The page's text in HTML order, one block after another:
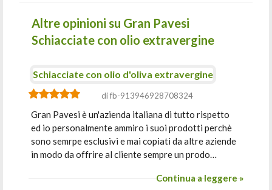
Altre opinioni su Gran Pavesi
Schiacciate con olio extravergine
Schiacciate con olio d'oliva extravergine
di fb-913946928708324
Gran Pavesi è un'azienda italiana di tutto rispetto
ed io personalmente ammiro i suoi prodotti perchè
sono semrpe esclusivi e mai copiati da altre aziende
in modo da offrire al cliente sempre un prodo…
Continua a leggere »